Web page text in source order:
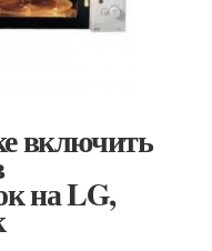
включить
на LG,